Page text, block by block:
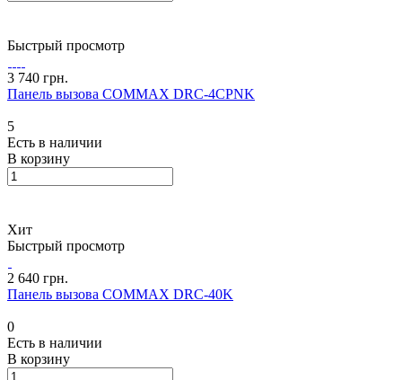
Быстрый просмотр
3 740 грн.
Панель вызова COMMAX DRC-4CPNK
5
Есть в наличии
В корзину
Хит
Быстрый просмотр
2 640 грн.
Панель вызова COMMAX DRC-40K
0
Есть в наличии
В корзину